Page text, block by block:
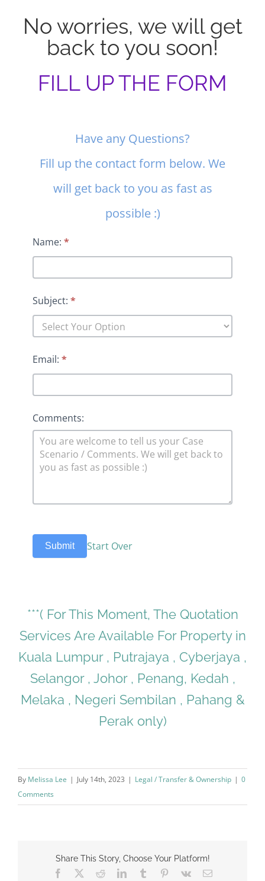
No worries, we will get
back to you soon!
FILL UP THE FORM
Us
Have any Questions?
Fill up the contact form below. We
will get back to you as fast as
possible :)
Name: *
Subject: *
Email: *
Comments:
Submit Start Over
***( For This Moment, The Quotation
Services Are Available For Property in
Kuala Lumpur , Putrajaya , Cyberjaya ,
Selangor , Johor , Penang, Kedah ,
Melaka , Negeri Sembilan , Pahang &
Perak only)
By Melissa Lee | July 14th, 2023 | Legal / Transfer & Ownership | 0
Comments
Share This Story, Choose Your Platform!
Facebook
RedditLinkedInTumblr Pinterest
Vk Email